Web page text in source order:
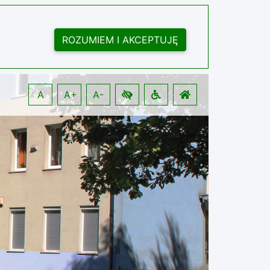
ROZUMIEM I AKCEPTUJĘ
A A+ A-